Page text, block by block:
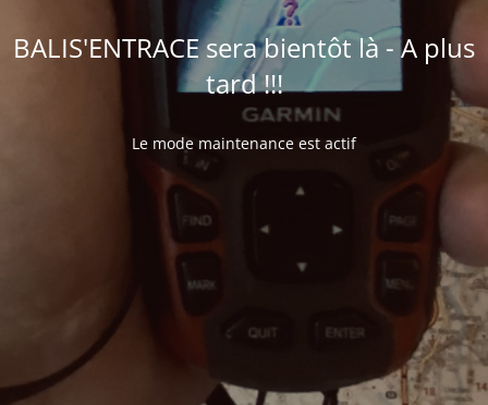
BALIS'ENTRACE sera bientôt là - A plus
tard !!!
Le mode maintenance est actif